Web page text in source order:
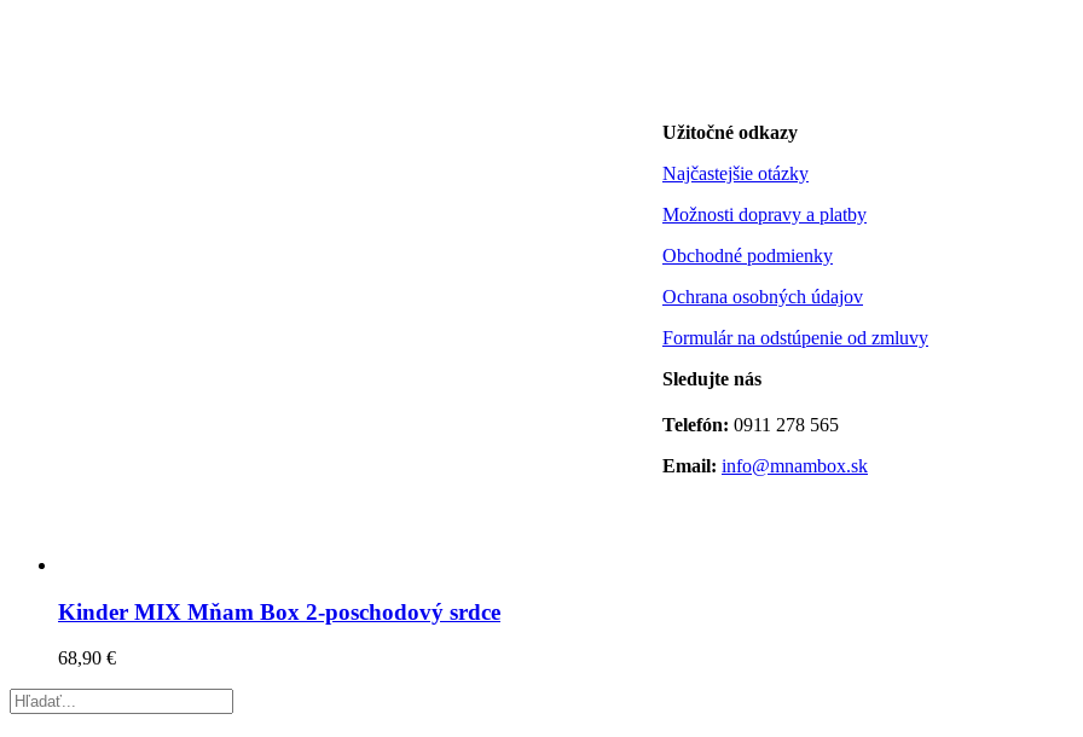
Kinder MIX Mňam Box 2-poschodový srdce
68,90 €
Užitočné odkazy
Najčastejšie otázky
Možnosti dopravy a platby
Obchodné podmienky
Ochrana osobných údajov
Formulár na odstúpenie od zmluvy
Sledujte nás
Telefón: 0911 278 565
Email: info@mnambox.sk